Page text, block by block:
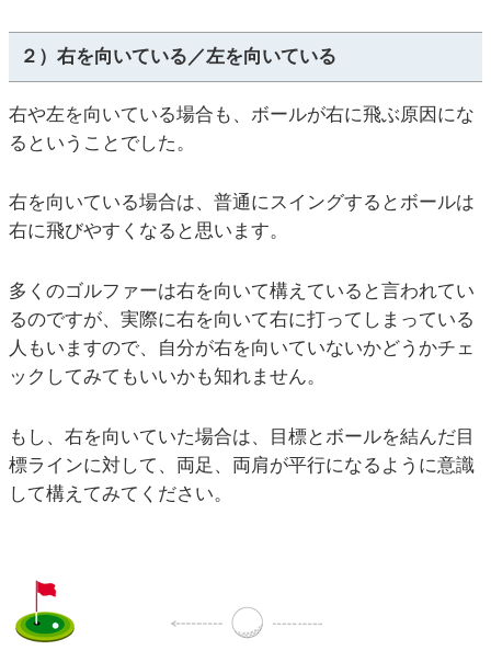
２）右を向いている／左を向いている
右や左を向いている場合も、ボールが右に飛ぶ原因にな
るということでした。
右を向いている場合は、普通にスイングするとボールは
右に飛びやすくなると思います。
多くのゴルファーは右を向いて構えていると言われてい
るのですが、実際に右を向いて右に打ってしまっている
人もいますので、自分が右を向いていないかどうかチェ
ックしてみてもいいかも知れません。
もし、右を向いていた場合は、目標とボールを結んだ目
標ラインに対して、両足、両肩が平行になるように意識
して構えてみてください。